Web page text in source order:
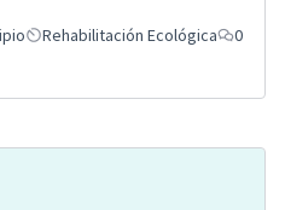
Rehabilitación Ecológica
0